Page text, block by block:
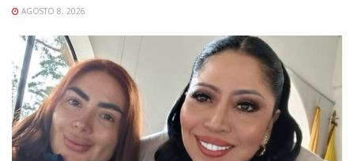
AGOSTO 8, 2026